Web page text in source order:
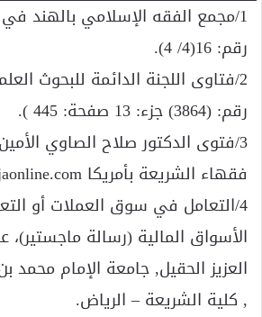
1/مجمع الفقه الإسلامي بالهند في
رقم: 16(4/ 4).
2/فتاوى اللجنة الدائمة للبحوث
رقم: (3864) جزء: 13 صفحة: 445 ).
3/فتوى الدكتور صلاح الصاوي
فقهاء الشريعة بأمريكا www.amjaonline.com.
4/التعامل في سوق العملات أو
الأسواق المالية (رسالة ماجستير)،
العزيز الحقيل, جامعة الإمام محمد
, كلية الشريعة – الرياض.